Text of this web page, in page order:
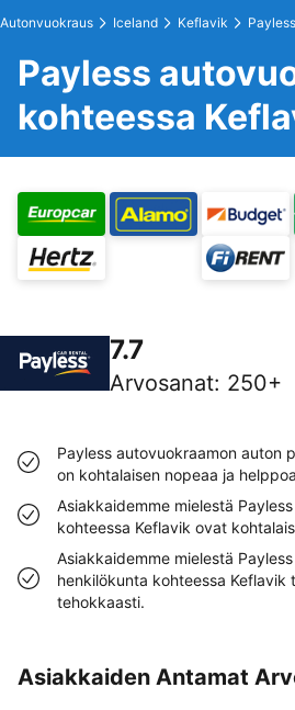
Autonvuokraus Iceland Keflavik
Payless
kohteessa
7.7
Arvosanat: 250+
Payless autovuokraamon auton
on kohtalaisen nopeaa ja helppoa
Asiakkaidemme mielestä
kohteessa Keflavik ovat
Asiakkaidemme mielestä
henkilökunta kohteessa Keflavik
tehokkaasti.
Asiakkaiden Antamat